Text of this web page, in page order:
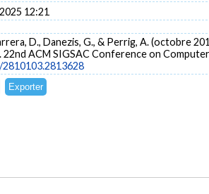
12:21
D., Danezis, G., & Perrig, A. (octobre
ACM SIGSAC Conference on